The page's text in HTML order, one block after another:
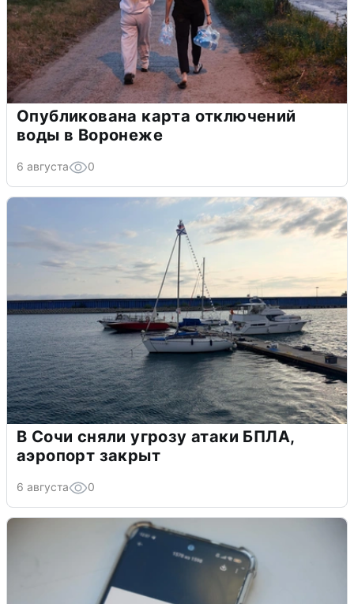
Опубликована карта отключений
воды в Воронеже
6 августа 0
В Сочи сняли угрозу атаки БПЛА,
аэропорт закрыт
6 августа 0